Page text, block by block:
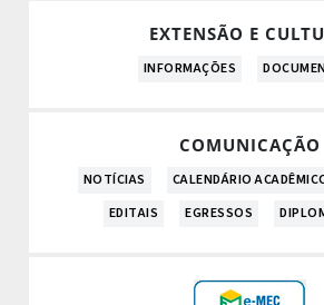
EXTENSÃO E
INFORMAÇÕES
COMUNICAÇÃO
NOTÍCIAS CALENDÁRIO
EDITAIS
EGRESSOS